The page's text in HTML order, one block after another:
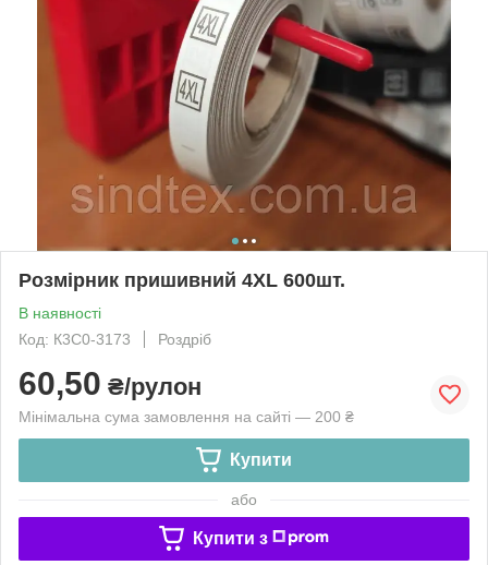
Розмірник пришивний 4XL 600шт.
В наявності
Код: К3С0-3173
Роздріб
60,50 ₴/рулон
Мінімальна сума замовлення на сайті — 200 ₴
Купити
або
Купити з